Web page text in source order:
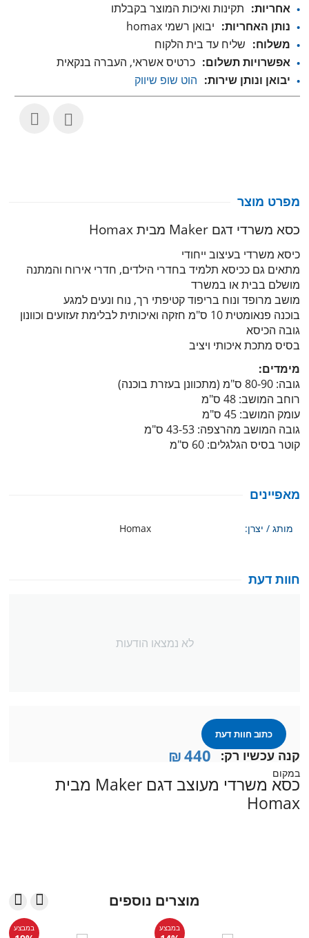
אחריות: תקינות ואיכות המוצר בקבלתו
נותן האחריות: יבואן רשמי homax
משלוח: שליח עד בית הלקוח
אפשרויות תשלום: כרטיס אשראי, העברה בנקאית
יבואן ונותן שירות: הוט שופ שיווק
מפרט מוצר
כסא משרדי דגם Maker מבית Homax
כיסא משרדי בעיצוב ייחודי
מתאים גם ככיסא תלמיד בחדרי הילדים, חדרי אירוח והמתנה
מושלם בבית או במשרד
מושב מרופד ונוח בריפוד קטיפתי רך, נוח ונעים למגע
בוכנה פנאומטית 10 ס"מ חזקה ואיכותית לבלימת זעזועים וכוונון
גובה הכיסא
בסיס מתכת איכותי ויציב
מימדים:
גובה: 80-90 ס"מ (מתכוונן בעזרת בוכנה)
רוחב המושב: 48 ס"מ
עומק המושב: 45 ס"מ
גובה המושב מהרצפה: 43-53 ס"מ
קוטר בסיס הגלגלים: 60 ס"מ
מאפיינים
מותג / יצרן: Homax
חוות דעת
לא נמצאו הודעות
כתוב חוות דעת
כסא משרדי מעוצב דגם Maker מבית
Homax
קנה עכשיו רק: 440
₪
במקום
מוצרים נוספים 

במבצע במבצע